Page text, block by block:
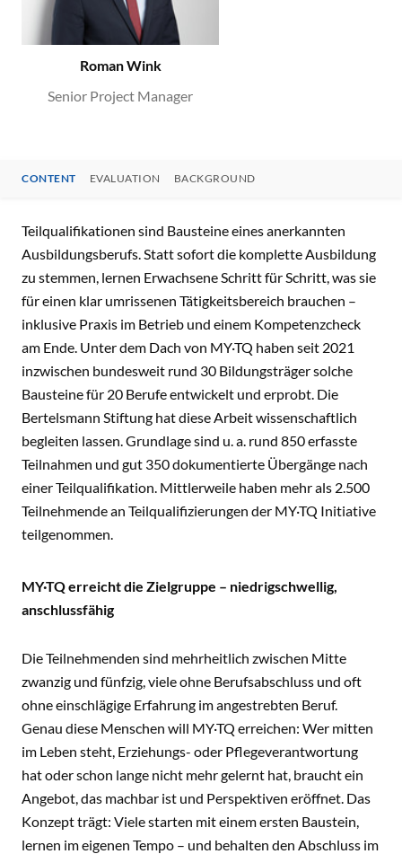
Roman Wink
Senior Project Manager
CONTENT EVALUATION BACKGROUND
CONTENT
Teilqualifikationen sind Bausteine eines anerkannten
Ausbildungsberufs. Statt sofort die komplette Ausbildung
zu stemmen, lernen Erwachsene Schritt für Schritt, was sie
für einen klar umrissenen Tätigkeitsbereich brauchen –
inklusive Praxis im Betrieb und einem Kompetenzcheck
am Ende. Unter dem Dach von MY·TQ haben seit 2021
inzwischen bundesweit rund 30 Bildungsträger solche
Bausteine für 20 Berufe entwickelt und erprobt. Die
Bertelsmann Stiftung hat diese Arbeit wissenschaftlich
begleiten lassen. Grundlage sind u. a. rund 850 erfasste
Teilnahmen und gut 350 dokumentierte Übergänge nach
einer Teilqualifikation. Mittlerweile haben mehr als 2.500
Teilnehmende an Teilqualifizierungen der MY·TQ Initiative
teilgenommen.
MY·TQ erreicht die Zielgruppe – niedrigschwellig,
anschlussfähig
Die Teilnehmenden sind mehrheitlich zwischen Mitte
zwanzig und fünfzig, viele ohne Berufsabschluss und oft
ohne einschlägige Erfahrung im angestrebten Beruf.
Genau diese Menschen will MY·TQ erreichen: Wer mitten
im Leben steht, Erziehungs- oder Pflegeverantwortung
hat oder schon lange nicht mehr gelernt hat, braucht ein
Angebot, das machbar ist und Perspektiven eröffnet. Das
Konzept trägt: Viele starten mit einem ersten Baustein,
lernen im eigenen Tempo – und behalten den Abschluss im